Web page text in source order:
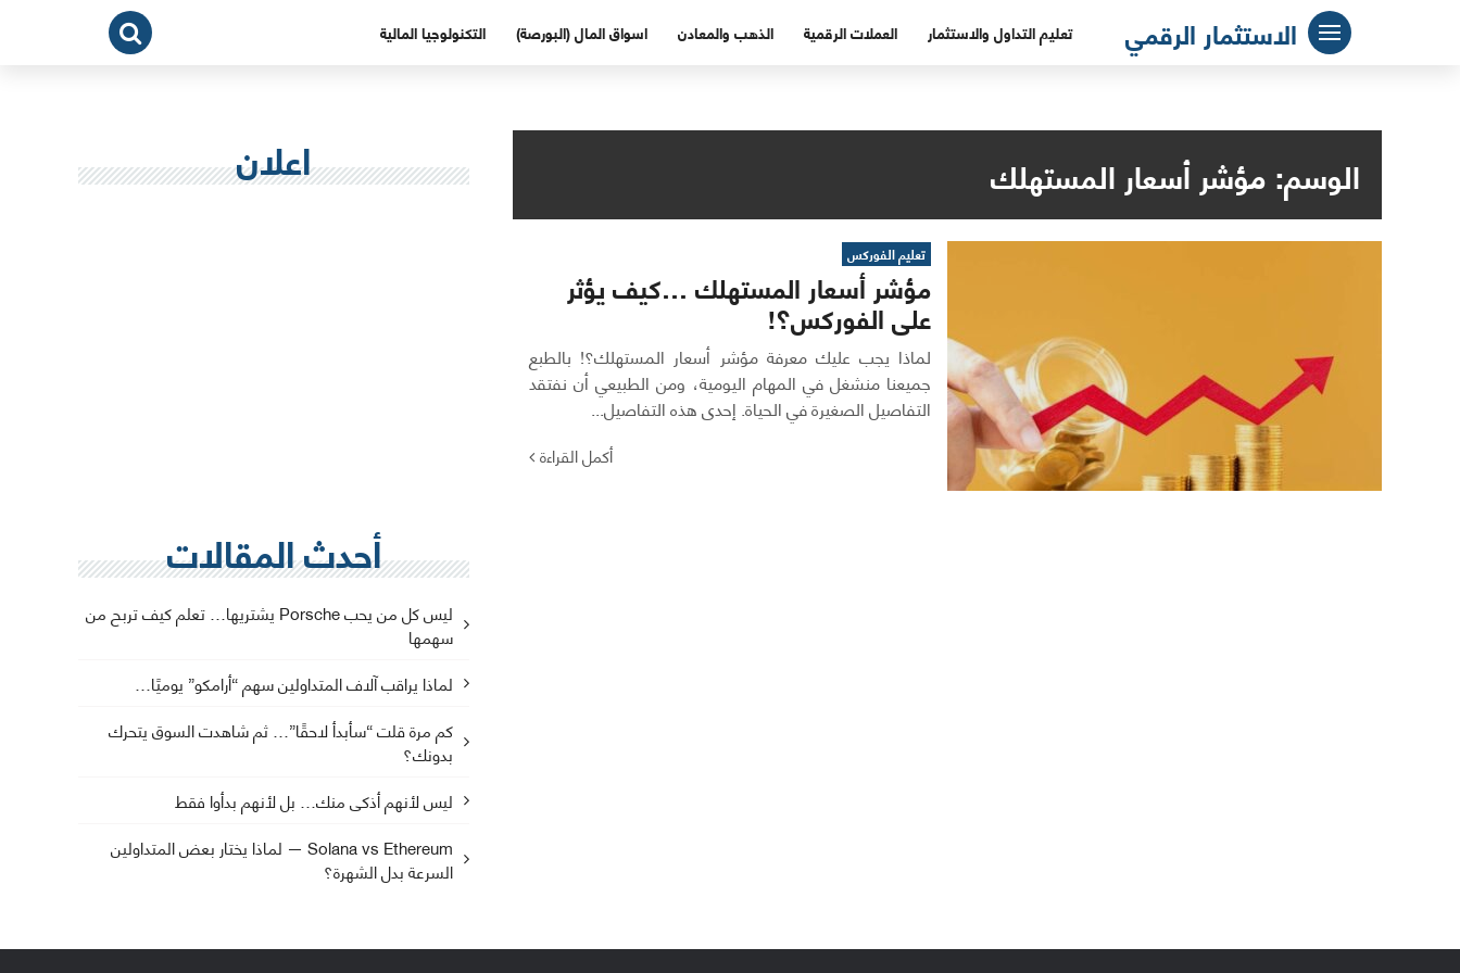
الاستثمار الرقمي تعليم التداول والاستثمار العملات الرقمية الذهب والمعادن اسواق المال (البورصة) التكنولوجيا المالية
الوسم:مؤشر أسعار المستهلك
تعليم الفوركس
مؤشر أسعار المستهلك …كيف يؤثر
على الفوركس؟!
لماذا يجب عليك معرفة مؤشر أسعار المستهلك؟! بالطبع
جميعنا منشغل في المهام اليومية، ومن الطبيعي أن نفتقد
التفاصيل الصغيرة في الحياة. إحدى هذه التفاصيل...
أكمل القراءة
اعلان
أحدث المقالات
ليس كل من يحب Porsche يشتريها… تعلم كيف تربح من
سهمها
لماذا يراقب آلاف المتداولين سهم “أرامكو” يوميًا…
كم مرة قلت “سأبدأ لاحقًا”… ثم شاهدت السوق يتحرك
بدونك؟
ليس لأنهم أذكى منك… بل لأنهم بدأوا فقط
Solana vs Ethereum — لماذا يختار بعض المتداولين
السرعة بدل الشهرة؟